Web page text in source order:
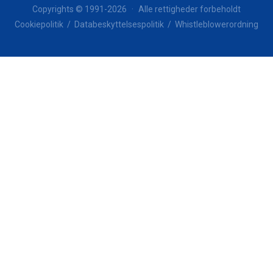
Copyrights © 1991-2026 ·
Alle rettigheder forbeholdt
Cookiepolitik / Databeskyttelsespolitik / Whistleblowerordning